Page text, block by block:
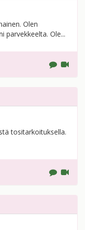
Olen
parvekkeelta. Ole...
tositarkoituksella.